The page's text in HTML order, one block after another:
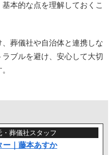
本的な点を理解しておくこ
葬儀社や自治体と連携しな
ブルを避け、安心して大切
葬儀社スタッフ
ー｜藤本あすか